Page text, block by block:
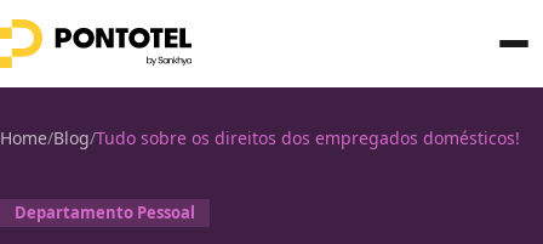
Home/Blog/Tudo sobre os direitos dos empregados domésticos!
Departamento Pessoal